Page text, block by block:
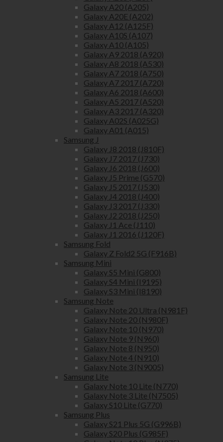
Galaxy A20 (A205)
Galaxy A20E (A202)
Galaxy A12 (A125F)
Galaxy A10S (A107)
Galaxy A10 (A105)
Galaxy A9 2018 (A920)
Galaxy A8 2018 (A530)
Galaxy A7 2018 (A750)
Galaxy A7 2017 (A720)
Galaxy A6 2018 (A600)
Galaxy A5 2017 (A520)
Galaxy A3 2017 (A320)
Galaxy A02S (A025G)
Galaxy A01 (A015)
Samsung J
Galaxy J8 2018 (J810F)
Galaxy J7 2017 (J730)
Galaxy J6 2018 (J600)
Galaxy J5 Prime (G570)
Galaxy J5 2017 (J530)
Galaxy J4 2018 (J400)
Galaxy J3 2017 (J330)
Galaxy J2 2018 (J250)
Galaxy J1 Ace (J110)
Galaxy J1 2016 (J120F)
Samsung Fold
Galaxy Z Fold2 5G (F916B)
Samsung Mini
Galaxy S5 Mini (G800)
Galaxy S4 Mini (I9195)
Galaxy S3 Mini (I8190)
Samsung Note
Galaxy Note 20 Ultra (N981F)
Galaxy Note 20 (N980F)
Galaxy Note 10 (N970)
Galaxy Note 9 (N960)
Galaxy Note 8 (N950)
Galaxy Note 4 (N910)
Galaxy Note 3 (N9005)
Samsung Lite
Galaxy Note 10 Lite (N770)
Galaxy Note 3 Lite (N7505)
Galaxy S10 Lite (G770)
Samsung Plus
Galaxy S21 Plus 5G (G996B)
Galaxy S20 Plus (G985F)